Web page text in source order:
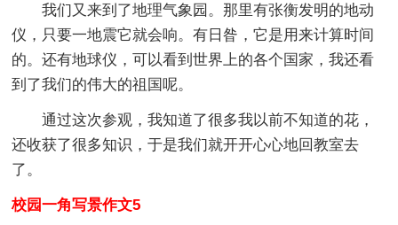
我们又来到了地理气象园。那里有张衡发明的地动
仪，只要一地震它就会响。有日昝，它是用来计算时间
的。还有地球仪，可以看到世界上的各个国家，我还看
到了我们的伟大的祖国呢。
通过这次参观，我知道了很多我以前不知道的花，
还收获了很多知识，于是我们就开开心心地回教室去
了。
校园一角写景作文5